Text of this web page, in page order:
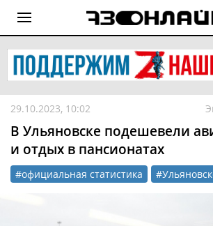
29.10.2023, 10:02
В Ульяновске подешевели
и отдых в пансионатах
#официальная статистика